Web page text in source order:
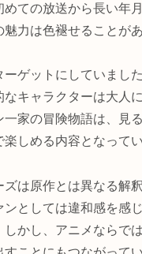
ての放送から長い年
力は色褪せることが
ーゲットにしていまし
なキャラクターは大人
家の冒険物語は、見
しめる内容となってい
は原作とは異なる解
ンとしては違和感を感
しかし、アニメならで